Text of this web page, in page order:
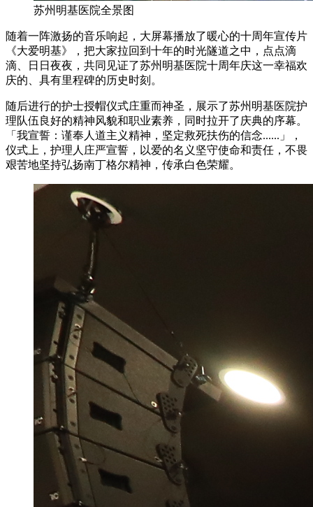
苏州明基医院全景图
随着一阵激扬的音乐响起，大屏幕播放了暖心的十周年宣传片
《大爱明基》，把大家拉回到十年的时光隧道之中，点点滴
滴、日日夜夜，共同见证了苏州明基医院十周年庆这一幸福欢
庆的、具有里程碑的历史时刻。
随后进行的护士授帽仪式庄重而神圣，展示了苏州明基医院护
理队伍良好的精神风貌和职业素养，同时拉开了庆典的序幕。
「我宣誓：谨奉人道主义精神，坚定救死扶伤的信念......」，
仪式上，护理人庄严宣誓，以爱的名义坚守使命和责任，不畏
艰苦地坚持弘扬南丁格尔精神，传承白色荣耀。